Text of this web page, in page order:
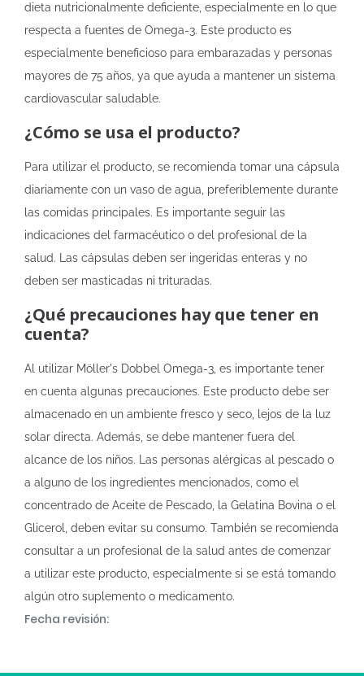
dieta nutricionalmente deficiente, especialmente en lo que
respecta a fuentes de Omega-3. Este producto es
especialmente beneficioso para embarazadas y personas
mayores de 75 años, ya que ayuda a mantener un sistema
cardiovascular saludable.
¿Cómo se usa el producto?
Para utilizar el producto, se recomienda tomar una cápsula
diariamente con un vaso de agua, preferiblemente durante
las comidas principales. Es importante seguir las
indicaciones del farmacéutico o del profesional de la
salud. Las cápsulas deben ser ingeridas enteras y no
deben ser masticadas ni trituradas.
¿Qué precauciones hay que tener en
cuenta?
Al utilizar Möller's Dobbel Omega-3, es importante tener
en cuenta algunas precauciones. Este producto debe ser
almacenado en un ambiente fresco y seco, lejos de la luz
solar directa. Además, se debe mantener fuera del
alcance de los niños. Las personas alérgicas al pescado o
a alguno de los ingredientes mencionados, como el
concentrado de Aceite de Pescado, la Gelatina Bovina o el
Glicerol, deben evitar su consumo. También se recomienda
consultar a un profesional de la salud antes de comenzar
a utilizar este producto, especialmente si se está tomando
algún otro suplemento o medicamento.
Fecha revisión: